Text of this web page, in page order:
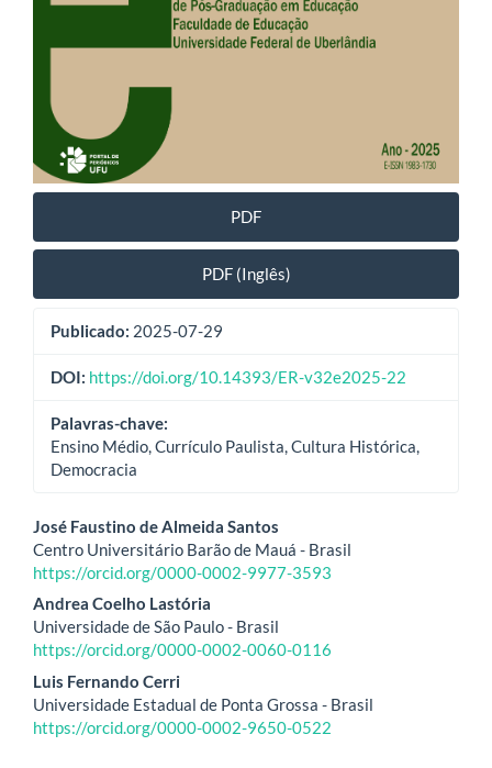
PDF
PDF (Inglês)
Publicado: 2025-07-29
DOI: https://doi.org/10.14393/ER-v32e2025-22
Palavras-chave:
Ensino Médio, Currículo Paulista, Cultura Histórica,
Democracia
Conteúdo
do
artigo
principal
José Faustino de Almeida Santos
Centro Universitário Barão de Mauá - Brasil
https://orcid.org/0000-0002-9977-3593
Andrea Coelho Lastória
Universidade de São Paulo - Brasil
https://orcid.org/0000-0002-0060-0116
Luis Fernando Cerri
Universidade Estadual de Ponta Grossa - Brasil
https://orcid.org/0000-0002-9650-0522